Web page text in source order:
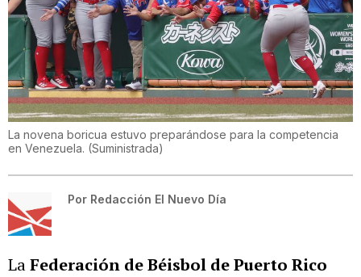
La novena boricua estuvo preparándose para la competencia
en Venezuela. (Suministrada)
Por Redacción El Nuevo Día
LaFederación de Béisbol de Puerto Rico